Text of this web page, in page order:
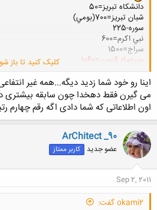
دانشكاه تبريز=50
شبان تبريز=700(بومي)
سوره-225
نبي اكرم=600
سراج=1500
ميرعماد قزوين=1060
محدث نوري=1200
مولانا ابيك قزوين=1370
علاالدوله سمناني=1600
كمال المك نوشهر=2250
رشد دانش سمنان=2450
طبريبابل=2700
مهرارك=3250
توس مشهد=3470
مازياررويان=4100
استراباد=5400
سبلان اردبيل=7115
زاهدان=7070
کلیک کنید تا باز
اینا رو خود شما زدید دیگه...همه غیر
اون اطلاعاتی که شما دادی اگه رقم چهارم
ArChitect _90
عضو جدید کاربر ممتاز
Sep 2, 2011
okami2 گفت: